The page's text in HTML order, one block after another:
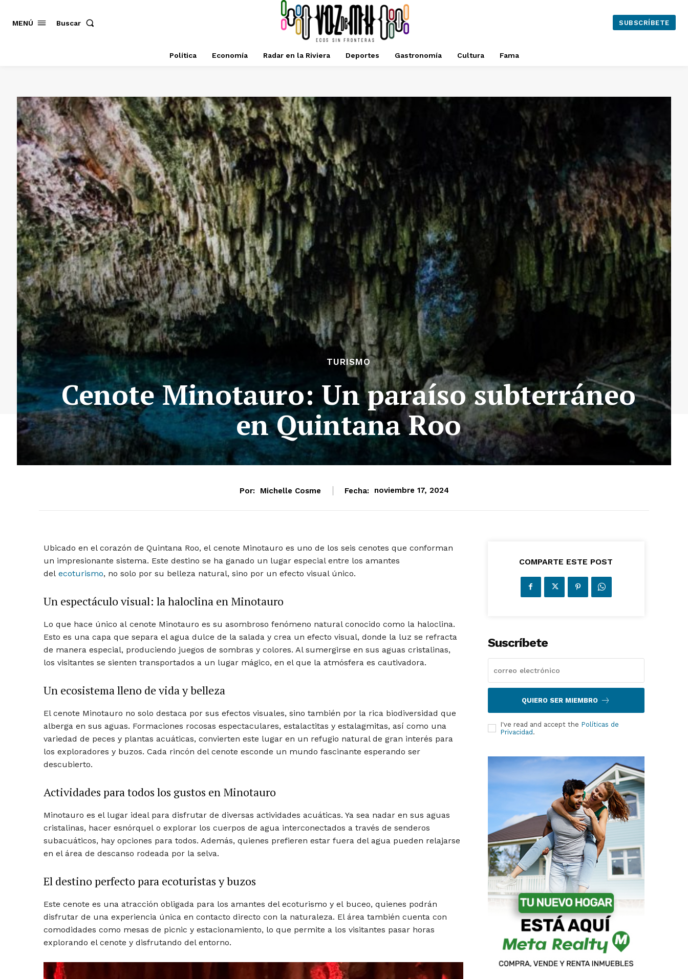
MENÚ Buscar SUBSCRÍBETE
Política Economía Radar en la Riviera Deportes Gastronomía Cultura Fama
TURISMO
Cenote Minotauro: Un paraíso subterráneo
en Quintana Roo
Por: Michelle Cosme Fecha: noviembre 17, 2024
Ubicado en el corazón de Quintana Roo, el cenote Minotauro es uno de los seis cenotes que conforman
un impresionante sistema. Este destino se ha ganado un lugar especial entre los amantes
del ecoturismo, no solo por su belleza natural, sino por un efecto visual único.
Un espectáculo visual: la haloclina en Minotauro
Lo que hace único al cenote Minotauro es su asombroso fenómeno natural conocido como la haloclina.
Esto es una capa que separa el agua dulce de la salada y crea un efecto visual, donde la luz se refracta
de manera especial, produciendo juegos de sombras y colores. Al sumergirse en sus aguas cristalinas,
los visitantes se sienten transportados a un lugar mágico, en el que la atmósfera es cautivadora.
Un ecosistema lleno de vida y belleza
El cenote Minotauro no solo destaca por sus efectos visuales, sino también por la rica biodiversidad que
alberga en sus aguas. Formaciones rocosas espectaculares, estalactitas y estalagmitas, así como una
variedad de peces y plantas acuáticas, convierten este lugar en un refugio natural de gran interés para
los exploradores y buzos. Cada rincón del cenote esconde un mundo fascinante esperando ser
descubierto.
Actividades para todos los gustos en Minotauro
Minotauro es el lugar ideal para disfrutar de diversas actividades acuáticas. Ya sea nadar en sus aguas
cristalinas, hacer esnórquel o explorar los cuerpos de agua interconectados a través de senderos
subacuáticos, hay opciones para todos. Además, quienes prefieren estar fuera del agua pueden relajarse
en el área de descanso rodeada por la selva.
El destino perfecto para ecoturistas y buzos
Este cenote es una atracción obligada para los amantes del ecoturismo y el buceo, quienes podrán
disfrutar de una experiencia única en contacto directo con la naturaleza. El área también cuenta con
comodidades como mesas de picnic y estacionamiento, lo que permite a los visitantes pasar horas
explorando el cenote y disfrutando del entorno.
COMPARTE ESTE POST
Suscríbete
QUIERO SER MIEMBRO
I've read and accept the Políticas de
Privacidad.